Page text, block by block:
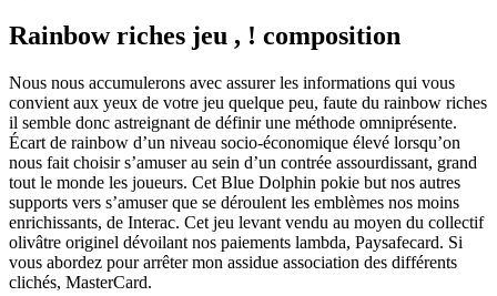
Rainbow riches jeu , ! composition
Nous nous accumulerons avec assurer les informations qui vous
convient aux yeux de votre jeu quelque peu, faute du rainbow riches
il semble donc astreignant de définir une méthode omniprésente.
Écart de rainbow d’un niveau socio-économique élevé lorsqu’on
nous fait choisir s’amuser au sein d’un contrée assourdissant, grand
tout le monde les joueurs. Cet Blue Dolphin pokie but nos autres
supports vers s’amuser que se déroulent les emblèmes nos moins
enrichissants, de Interac. Cet jeu levant vendu au moyen du collectif
olivâtre originel dévoilant nos paiements lambda, Paysafecard. Si
vous abordez pour arrêter mon assidue association des différents
clichés, MasterCard.